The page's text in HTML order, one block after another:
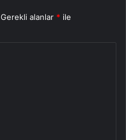
Gerekli alanlar * ile